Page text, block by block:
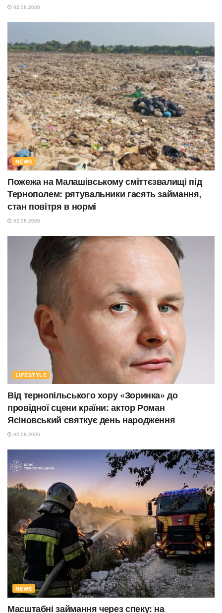
02.08.2026
NEWS
Пожежа на Малашівському сміттєзвалищі під
Тернополем: рятувальники гасять займання,
стан повітря в нормі
02.08.2026
LIFESTYLE
Від тернопільського хору «Зоринка» до
провідної сцени країни: актор Роман
Ясіновський святкує день народження
02.08.2026
NEWS
Масштабні займання через спеку: на